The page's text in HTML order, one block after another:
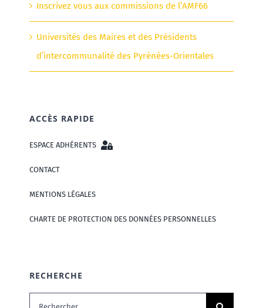
Inscrivez vous aux commissions de l’AMF66
Universités des Maires et des Présidents
d’intercommunalité des Pyrénées-Orientales
ACCÈS RAPIDE
ESPACE ADHÉRENTS
CONTACT
MENTIONS LÉGALES
CHARTE DE PROTECTION DES DONNÉES PERSONNELLES
RECHERCHE
Rechercher: